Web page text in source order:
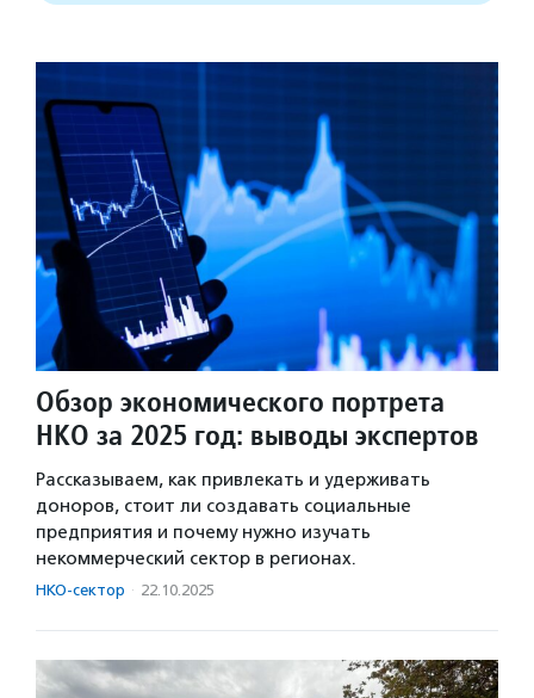
Обзор экономического портрета
НКО за 2025 год: выводы экспертов
Рассказываем, как привлекать и удерживать
доноров, стоит ли создавать социальные
предприятия и почему нужно изучать
некоммерческий сектор в регионах.
НКО-сектор · 22.10.2025